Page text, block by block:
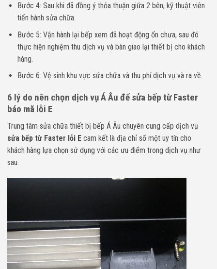
Bước 4: Sau khi đã đồng ý thỏa thuận giữa 2 bên, kỹ thuật viên
tiến hành sửa chữa.
Bước 5: Vận hành lại bếp xem đã hoạt động ổn chưa, sau đó
thực hiện nghiệm thu dịch vụ và bàn giao lại thiết bị cho khách
hàng.
Bước 6: Vệ sinh khu vực sửa chữa và thu phí dịch vụ và ra về.
6 lý do nên chọn dịch vụ Á Âu để sửa bếp từ Faster
báo mã lỗi E
Trung tâm sửa chữa thiết bị bếp Á Âu chuyên cung cấp dịch vụ
sửa bếp từ Faster lỗi E cam kết là địa chỉ số một uy tín cho
khách hàng lựa chọn sử dụng với các ưu điểm trong dịch vụ như
sau: